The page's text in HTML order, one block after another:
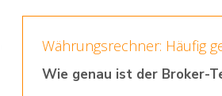
Währungsrechner: Häufig
Wie genau ist der Broker-